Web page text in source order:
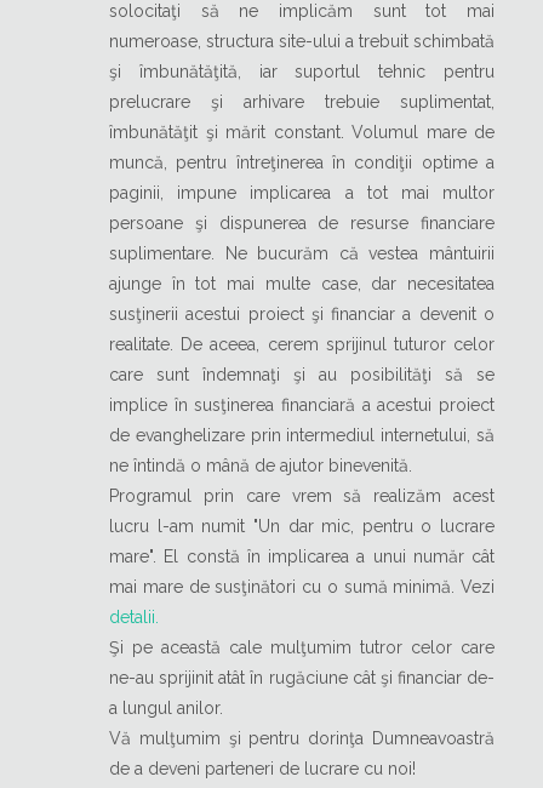
solocitaţi să ne implicăm sunt tot mai
numeroase, structura site-ului a trebuit schimbată
şi îmbunătăţită, iar suportul tehnic pentru
prelucrare şi arhivare trebuie suplimentat,
îmbunătăţit şi mărit constant. Volumul mare de
muncă, pentru întreţinerea în condiţii optime a
paginii, impune implicarea a tot mai multor
persoane şi dispunerea de resurse financiare
suplimentare. Ne bucurăm că vestea mântuirii
ajunge în tot mai multe case, dar necesitatea
susţinerii acestui proiect şi financiar a devenit o
realitate. De aceea, cerem sprijinul tuturor celor
care sunt îndemnaţi şi au posibilităţi să se
implice în susţinerea financiară a acestui proiect
de evanghelizare prin intermediul internetului, să
ne întindă o mână de ajutor binevenită.
Programul prin care vrem să realizăm acest
lucru l-am numit "Un dar mic, pentru o lucrare
mare". El constă în implicarea a unui număr cât
mai mare de susţinători cu o sumă minimă. Vezi
detalii.
Şi pe această cale mulţumim tutror celor care
ne-au sprijinit atât în rugăciune cât şi financiar de-
a lungul anilor.
Vă mulţumim şi pentru dorinţa Dumneavoastră
de a deveni parteneri de lucrare cu noi!